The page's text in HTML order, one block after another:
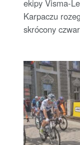
ekipy Visma-
Karpaczu
skrócony